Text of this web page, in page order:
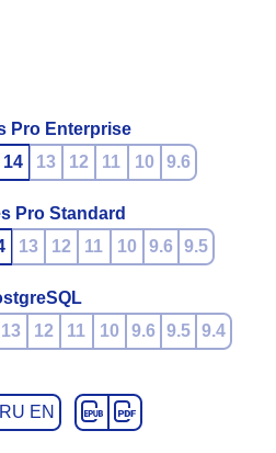
Pro Enterprise
14 13 12 11 10 9.6
Pro Standard
13 12 11 10 9.6 9.5
13 12 11 10 9.6 9.5 9.4
RU EN